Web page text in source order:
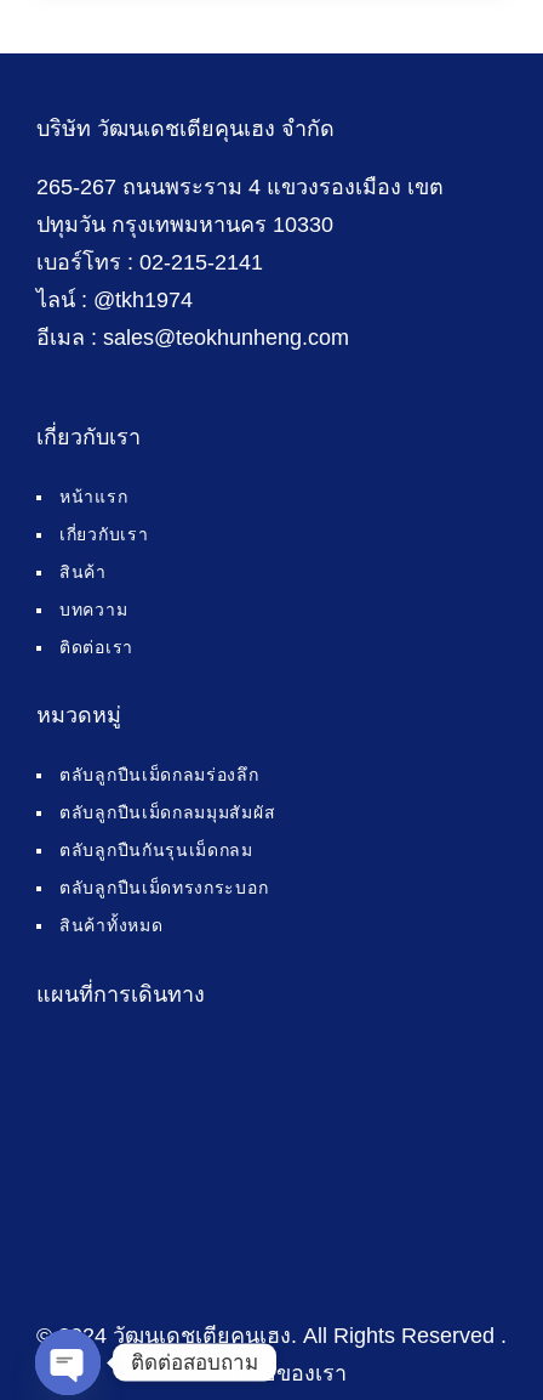
บริษัท วัฒนเดชเตียคุนเฮง จำกัด
265-267 ถนนพระราม 4 แขวงรองเมือง เขต
ปทุมวัน กรุงเทพมหานคร 10330
เบอร์โทร : 02-215-2141
ไลน์ : @tkh1974
อีเมล : sales@teokhunheng.com
เกี่ยวกับเรา
หน้าแรก
เกี่ยวกับเรา
สินค้า
บทความ
ติดต่อเรา
หมวดหมู่
ตลับลูกปืนเม็ดกลมร่องลึก
ตลับลูกปืนเม็ดกลมมุมสัมผัส
ตลับลูกปืนกันรุนเม็ดกลม
ตลับลูกปืนเม็ดทรงกระบอก
สินค้าทั้งหมด
แผนที่การเดินทาง
© 2024 วัฒนเดชเตียคุนเฮง. All Rights Reserved .
นโยบายของเรา
ติดต่อสอบถาม